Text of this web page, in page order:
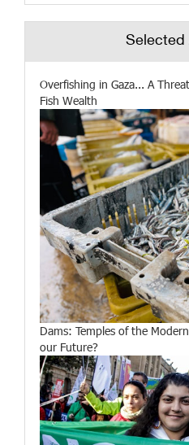
Selected
Overfishing in Gaza... A
Fish Wealth
Dams: Temples of the
our Future?